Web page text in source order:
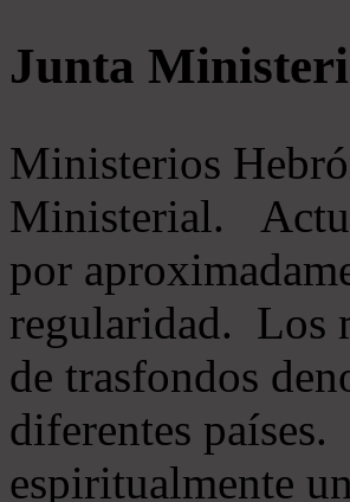
Junta
Ministerios
Ministerial.
por
regularidad. Los
de trasfondos
diferentes países.
espiritualmente